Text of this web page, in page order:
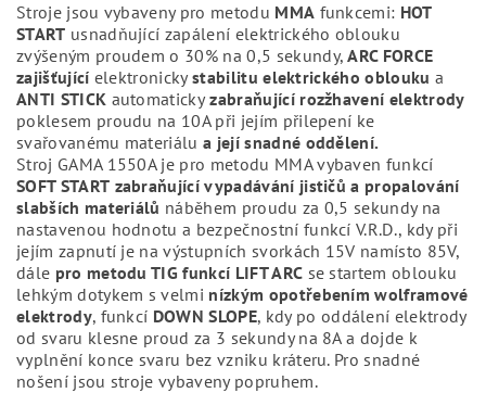
Stroje jsou vybaveny pro metodu MMA funkcemi: HOT
START usnadňující zapálení elektrického oblouku
zvýšeným proudem o 30% na 0,5 sekundy,ARC FORCE
zajišťující elektronickystabilitu elektrického oblouku a
ANTI STICK automatickyzabraňující rozžhavení elektrody
poklesem proudu na 10A při jejím přilepení ke
svařovanému materiálua její snadné oddělení.
Stroj GAMA 1550A je pro metodu MMA vybaven funkcí
SOFT START zabraňující vypadávání jističů a propalování
slabších materiálů náběhem proudu za 0,5 sekundy na
nastavenou hodnotu a bezpečnostní funkcí V.R.D., kdy při
jejím zapnutí je na výstupních svorkách 15V namísto 85V,
dále pro metodu TIG funkcí LIFT ARC se startem oblouku
lehkým dotykem s velmi nízkým opotřebením wolframové
elektrody, funkcí DOWN SLOPE, kdy po oddálení elektrody
od svaru klesne proud za 3 sekundy na 8A a dojde k
vyplnění konce svaru bez vzniku kráteru. Pro snadné
nošení jsou stroje vybaveny popruhem.